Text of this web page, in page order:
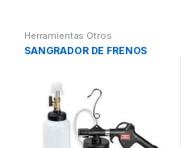
Herramientas Otros
SANGRADOR DE FRENOS